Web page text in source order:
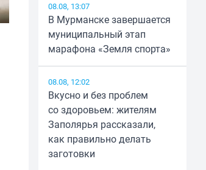
08.08, 13:07
В Мурманске завершается
муниципальный этап
марафона «Земля спорта»
08.08, 12:02
Вкусно и без проблем
со здоровьем: жителям
Заполярья рассказали,
как правильно делать
заготовки